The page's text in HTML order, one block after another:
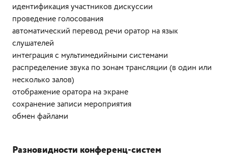
идентификация участников дискуссии
проведение голосования
автоматический перевод речи оратор на язык
слушателей
интеграция с мультимедийными системами
распределение звука по зонам трансляции (в один или
несколько залов)
отображение оратора на экране
сохранение записи мероприятия
обмен файлами
Разновидности конференц-систем